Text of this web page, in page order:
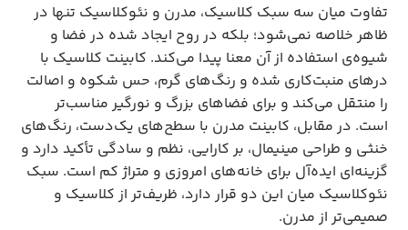
تفاوت میان سه سبک کلاسیک، مدرن و نئوکلاسیک تنها در
ظاهر خلاصه نمی‌شود؛ بلکه در روح ایجاد شده در فضا و
شیوه‌ی استفاده از آن معنا پیدا می‌کند. کابینت کلاسیک با
درهای منبت‌کاری شده و رنگ‌های گرم، حس شکوه و اصالت
را منتقل می‌کند و برای فضاهای بزرگ و نورگیر مناسب‌تر
است. در مقابل، کابینت مدرن با سطح‌های یک‌دست، رنگ‌های
خنثی و طراحی مینیمال، بر کارایی، نظم و سادگی تأکید دارد و
گزینه‌ای ایده‌آل برای خانه‌های امروزی و متراژ کم است. سبک
نئوکلاسیک میان این دو قرار دارد، ظریف‌تر از کلاسیک و
صمیمی‌تر از مدرن.